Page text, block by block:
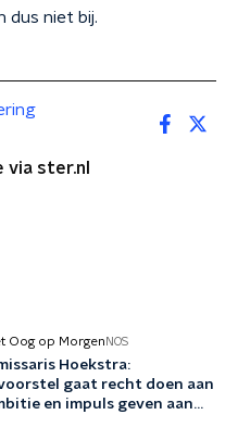
dus niet bij.
ster.nl
Oog op Morgen NOS
Hoekstra:
gaat recht doen aan
en impuls geven aan